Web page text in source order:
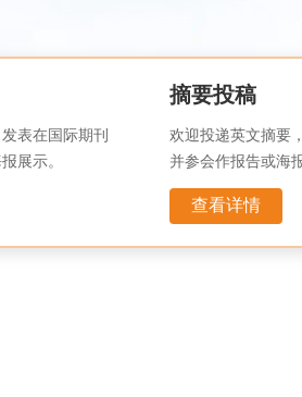
表在国际期刊
展示。
摘要投稿
欢迎投递英文摘要
并参会作报告或海
查看详情